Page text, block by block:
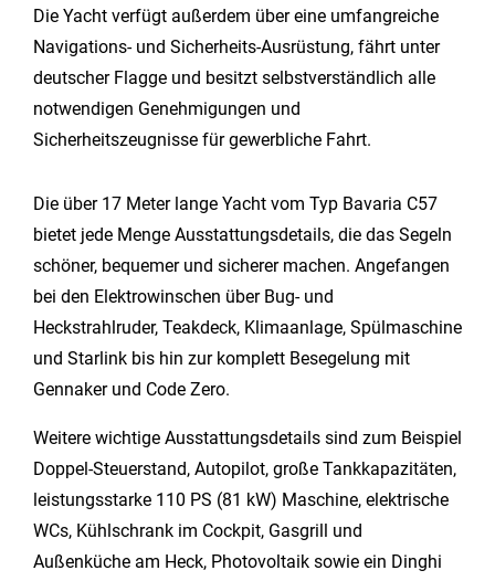
Die Yacht verfügt außerdem über eine umfangreiche
Navigations- und Sicherheits-Ausrüstung, fährt unter
deutscher Flagge und besitzt selbstverständlich alle
notwendigen Genehmigungen und
Sicherheitszeugnisse für gewerbliche Fahrt.
Die über 17 Meter lange Yacht vom Typ Bavaria C57
bietet jede Menge Ausstattungsdetails, die das Segeln
schöner, bequemer und sicherer machen. Angefangen
bei den Elektrowinschen über Bug- und
Heckstrahlruder, Teakdeck, Klimaanlage, Spülmaschine
und Starlink bis hin zur komplett Besegelung mit
Gennaker und Code Zero.
Weitere wichtige Ausstattungsdetails sind zum Beispiel
Doppel-Steuerstand, Autopilot, große Tankkapazitäten,
leistungsstarke 110 PS (81 kW) Maschine, elektrische
WCs, Kühlschrank im Cockpit, Gasgrill und
Außenküche am Heck, Photovoltaik sowie ein Dinghi